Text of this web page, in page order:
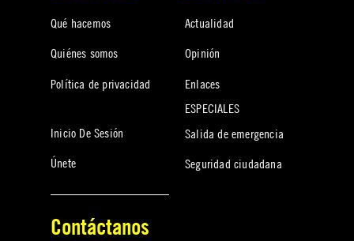
Qué hacemos
Quiénes somos
Política de privacidad
Inicio De Sesión
Únete
Actualidad
Opinión
Enlaces
ESPECIALES
Salida de emergencia
Seguridad ciudadana
Contáctanos